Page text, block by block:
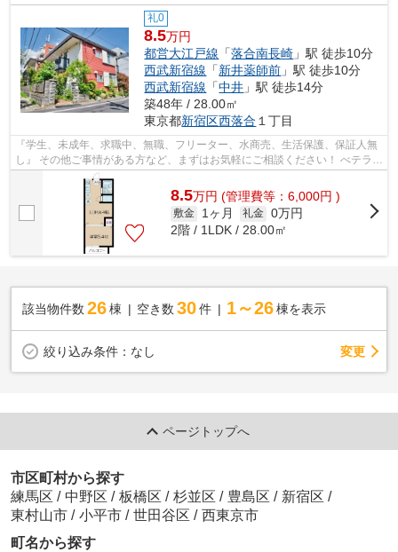
礼0
8.5万円
都営大江戸線 「落合南長崎 」駅 徒歩10分
西武新宿線 「新井薬師前 」駅 徒歩10分
西武新宿線 「中井 」駅 徒歩14分
築48年 / 28.00㎡
東京都新宿区西落合 １丁目
『学生、未成年、求職中、無職、フリーター、水商売、生活保護、保証人無
し』 その他ご事情がある方など、まずはお気軽にご相談ください！ べテラン
スタッフが対応致しますのでご希望...
8.5万円 (管理費等：6,000円 )
敷金 1ヶ月 礼金 0万円
2階 / 1LDK / 28.00㎡
該当物件数 26棟 空き数 30 件 1～26 棟を表示
絞り込み条件： なし 変更
ページトップへ
市区町村から探す
練馬区 / 中野区 / 板橋区 / 杉並区 / 豊島区 / 新宿区 /
東村山市 / 小平市 / 世田谷区 / 西東京市
町名から探す